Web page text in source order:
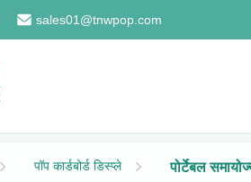
sales01@tnwpop.com
पॉप कार्डबोर्ड डिस्प्ले पोर्टेबल